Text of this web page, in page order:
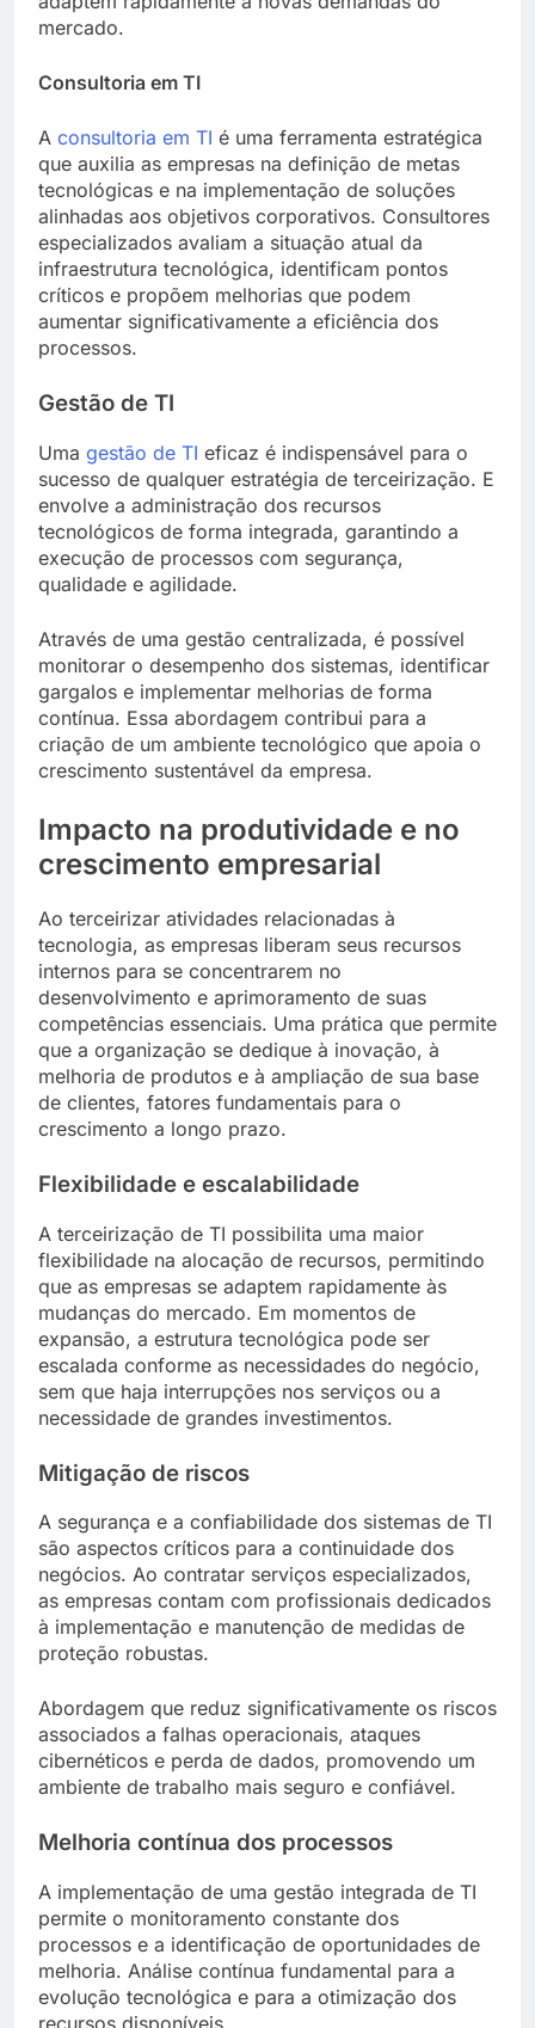
mercado.
Consultoria em TI
A consultoria em TI é uma ferramenta estratégica
que auxilia as empresas na definição de metas
tecnológicas e na implementação de soluções
alinhadas aos objetivos corporativos. Consultores
especializados avaliam a situação atual da
infraestrutura tecnológica, identificam pontos
críticos e propõem melhorias que podem
aumentar significativamente a eficiência dos
processos.
Gestão de TI
Uma gestão de TI eficaz é indispensável para o
sucesso de qualquer estratégia de terceirização. E
envolve a administração dos recursos
tecnológicos de forma integrada, garantindo a
execução de processos com segurança,
qualidade e agilidade.
Através de uma gestão centralizada, é possível
monitorar o desempenho dos sistemas, identificar
gargalos e implementar melhorias de forma
contínua. Essa abordagem contribui para a
criação de um ambiente tecnológico que apoia o
crescimento sustentável da empresa.
Impacto na produtividade e no
crescimento empresarial
Ao terceirizar atividades relacionadas à
tecnologia, as empresas liberam seus recursos
internos para se concentrarem no
desenvolvimento e aprimoramento de suas
competências essenciais. Uma prática que permite
que a organização se dedique à inovação, à
melhoria de produtos e à ampliação de sua base
de clientes, fatores fundamentais para o
crescimento a longo prazo.
Flexibilidade e escalabilidade
A terceirização de TI possibilita uma maior
flexibilidade na alocação de recursos, permitindo
que as empresas se adaptem rapidamente às
mudanças do mercado. Em momentos de
expansão, a estrutura tecnológica pode ser
escalada conforme as necessidades do negócio,
sem que haja interrupções nos serviços ou a
necessidade de grandes investimentos.
Mitigação de riscos
A segurança e a confiabilidade dos sistemas de TI
são aspectos críticos para a continuidade dos
negócios. Ao contratar serviços especializados,
as empresas contam com profissionais dedicados
à implementação e manutenção de medidas de
proteção robustas.
Abordagem que reduz significativamente os riscos
associados a falhas operacionais, ataques
cibernéticos e perda de dados, promovendo um
ambiente de trabalho mais seguro e confiável.
Melhoria contínua dos processos
A implementação de uma gestão integrada de TI
permite o monitoramento constante dos
processos e a identificação de oportunidades de
melhoria. Análise contínua fundamental para a
evolução tecnológica e para a otimização dos